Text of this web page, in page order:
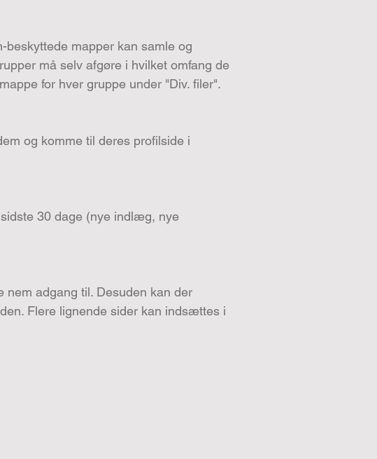
beskyttede mapper kan samle og
må selv afgøre i hvilket omfang de
for hver gruppe under "Div. filer".
og komme til deres profilside i
30 dage (nye indlæg, nye
adgang til. Desuden kan der
Flere lignende sider kan indsættes i